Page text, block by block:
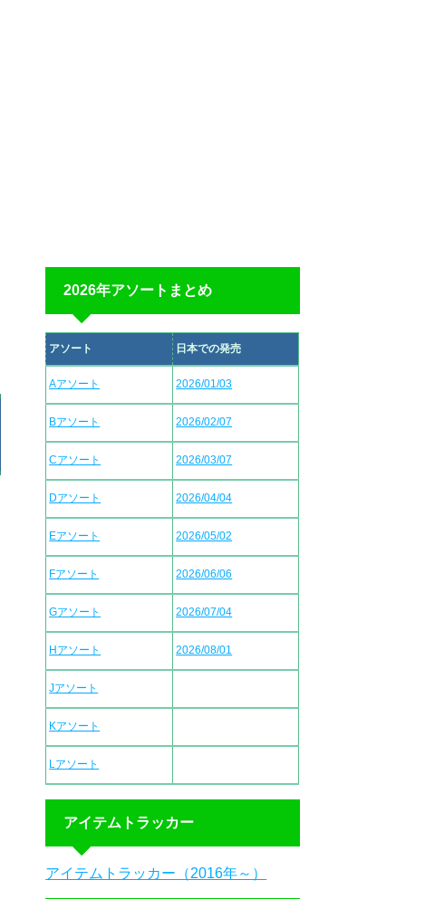
2026年アソートまとめ
アソート 日本での発売
Aアソート 2026/01/03
Bアソート 2026/02/07
Cアソート 2026/03/07
Dアソート 2026/04/04
Eアソート 2026/05/02
Fアソート 2026/06/06
Gアソート 2026/07/04
Hアソート 2026/08/01
Jアソート
Kアソート
Lアソート
アイテムトラッカー
アイテムトラッカー（2016年～）